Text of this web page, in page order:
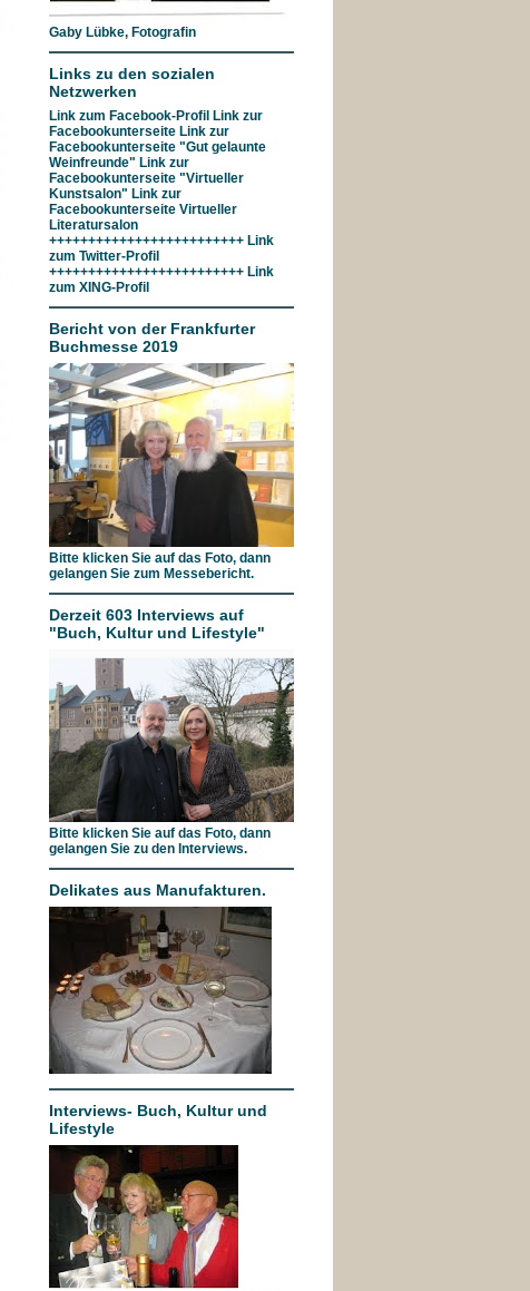
Gaby Lübke, Fotografin
Links zu den sozialen
Netzwerken
Link zum Facebook-Profil Link zur
Facebookunterseite Link zur
Facebookunterseite "Gut gelaunte
Weinfreunde" Link zur
Facebookunterseite "Virtueller
Kunstsalon" Link zur
Facebookunterseite Virtueller
Literatursalon
+++++++++++++++++++++++++ Link
zum Twitter-Profil
+++++++++++++++++++++++++ Link
zum XING-Profil
Bericht von der Frankfurter
Buchmesse 2019
Bitte klicken Sie auf das Foto, dann
gelangen Sie zum Messebericht.
Derzeit 603 Interviews auf
"Buch, Kultur und Lifestyle"
Bitte klicken Sie auf das Foto, dann
gelangen Sie zu den Interviews.
Delikates aus Manufakturen.
Interviews- Buch, Kultur und
Lifestyle